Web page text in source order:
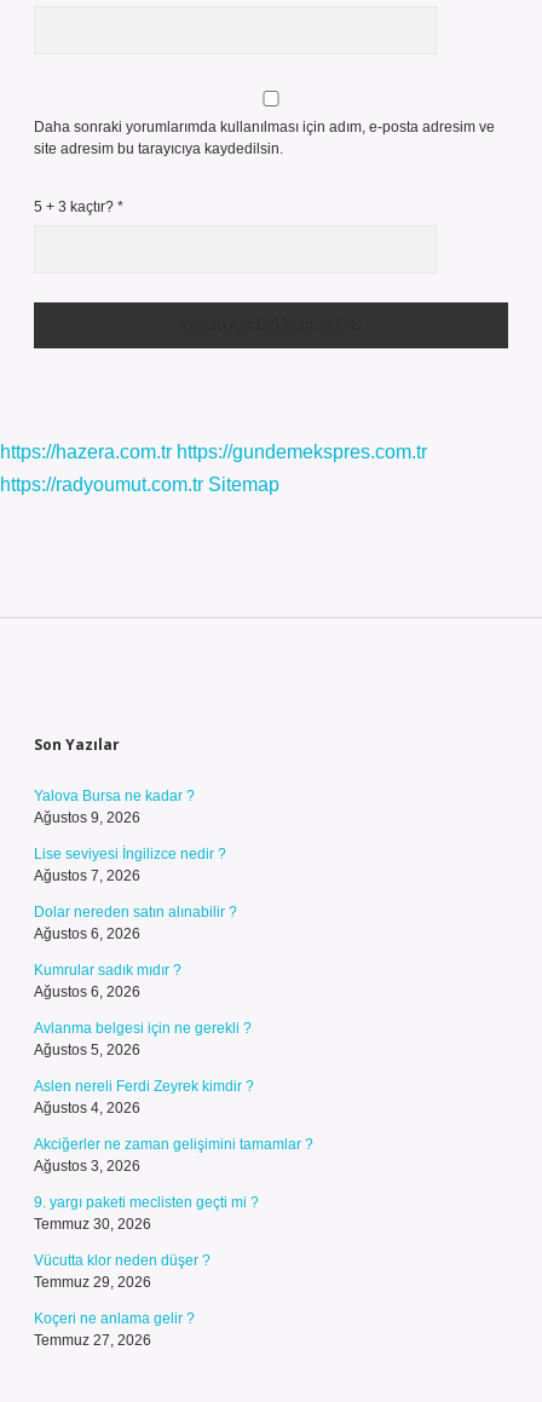
Daha sonraki yorumlarımda kullanılması için adım, e-posta adresim ve
site adresim bu tarayıcıya kaydedilsin.
5 + 3 kaçtır? *
https://hazera.com.tr https://gundemekspres.com.tr
https://radyoumut.com.tr Sitemap
Son Yazılar
Yalova Bursa ne kadar ?
Ağustos 9, 2026
Lise seviyesi İngilizce nedir ?
Ağustos 7, 2026
Dolar nereden satın alınabilir ?
Ağustos 6, 2026
Kumrular sadık mıdır ?
Ağustos 6, 2026
Avlanma belgesi için ne gerekli ?
Ağustos 5, 2026
Aslen nereli Ferdi Zeyrek kimdir ?
Ağustos 4, 2026
Akciğerler ne zaman gelişimini tamamlar ?
Ağustos 3, 2026
9. yargı paketi meclisten geçti mi ?
Temmuz 30, 2026
Vücutta klor neden düşer ?
Temmuz 29, 2026
Koçeri ne anlama gelir ?
Temmuz 27, 2026